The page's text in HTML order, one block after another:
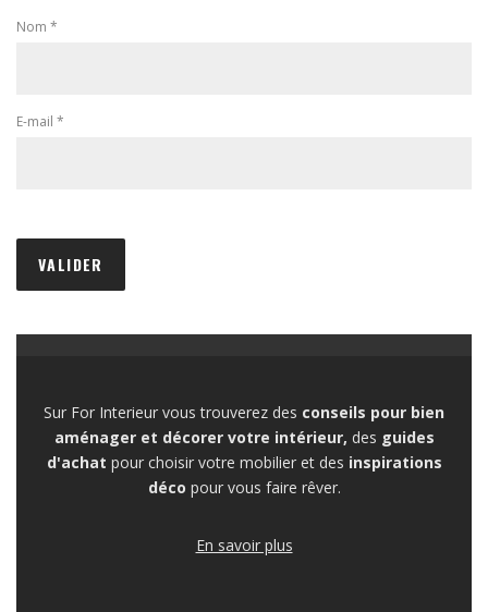
Nom *
E-mail *
Sur For Interieur vous trouverez des conseils pour bien
aménager et décorer votre intérieur, des guides
d'achat pour choisir votre mobilier et des inspirations
déco pour vous faire rêver.
En savoir plus